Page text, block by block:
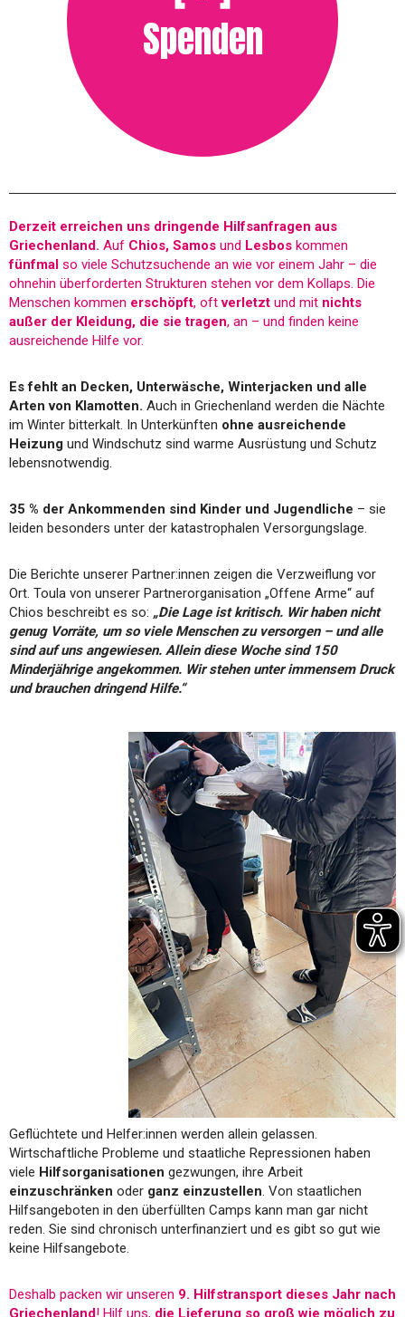
Spenden
Derzeit erreichen uns dringende Hilfsanfragen aus
Griechenland. Auf Chios, Samos und Lesbos kommen
fünfmal so viele Schutzsuchende an wie vor einem Jahr – die
ohnehin überforderten Strukturen stehen vor dem Kollaps. Die
Menschen kommen erschöpft, oftverletzt und mit nichts
außer der Kleidung, die sie tragen, an – und finden keine
ausreichende Hilfe vor.
Es fehlt an Decken, Unterwäsche, Winterjacken und alle
Arten von Klamotten. Auch in Griechenland werden die Nächte
im Winter bitterkalt. In Unterkünften ohne ausreichende
Heizung und Windschutz sind warme Ausrüstung und Schutz
lebensnotwendig.
35 % der Ankommenden sind Kinder und Jugendliche – sie
leiden besonders unter der katastrophalen Versorgungslage.
Die Berichte unserer Partner:innen zeigen die Verzweiflung vor
Ort. Toula von unserer Partnerorganisation „Offene Arme“ auf
Chios beschreibt es so: „Die Lage ist kritisch. Wir haben nicht
genug Vorräte, um so viele Menschen zu versorgen – und alle
sind auf uns angewiesen. Allein diese Woche sind 150
Minderjährige angekommen. Wir stehen unter immensem Druck
und brauchen dringend Hilfe.“
Geflüchtete und Helfer:innen werden allein gelassen.
Wirtschaftliche Probleme und staatliche Repressionen haben
viele Hilfsorganisationen gezwungen, ihre Arbeit
einzuschränken oder ganz einzustellen. Von staatlichen
Hilfsangeboten in den überfüllten Camps kann man gar nicht
reden. Sie sind chronisch unterfinanziert und es gibt so gut wie
keine Hilfsangebote.
Deshalb packen wir unseren 9. Hilfstransport dieses Jahr nach
Griechenland! Hilf uns, die Lieferung so groß wie möglich zu